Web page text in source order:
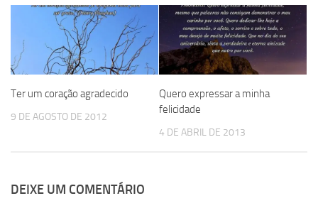
Ter um coração agradecido
9 DE AGOSTO DE 2012
Quero expressar a minha
felicidade
4 DE ABRIL DE 2013
DEIXE UM COMENTÁRIO